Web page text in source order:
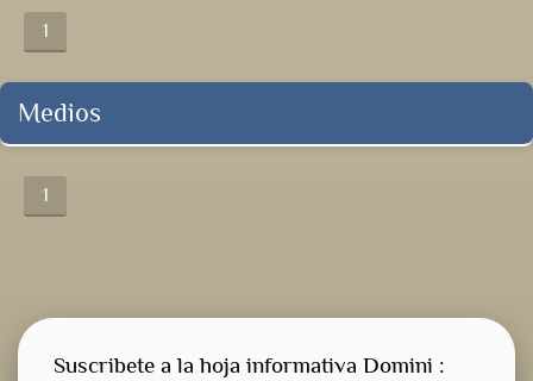
1
Medios
1
Suscribete a la hoja informativa Domini :